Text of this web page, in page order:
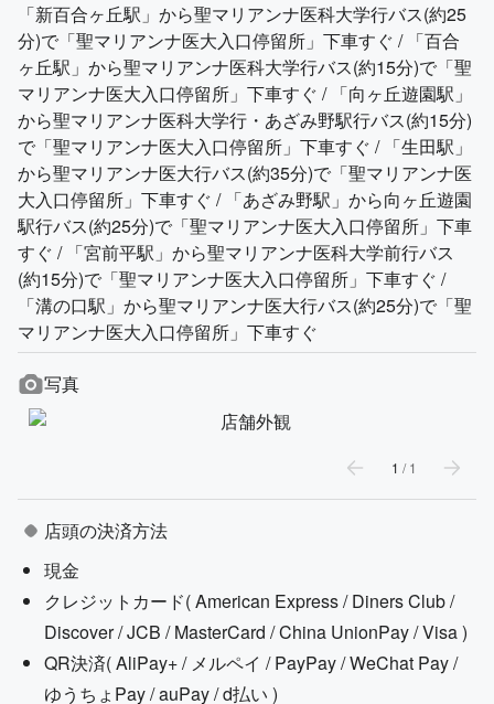
「新百合ヶ丘駅」から聖マリアンナ医科大学行バス(約25
分)で「聖マリアンナ医大入口停留所」下車すぐ / 「百合
ヶ丘駅」から聖マリアンナ医科大学行バス(約15分)で「聖
マリアンナ医大入口停留所」下車すぐ / 「向ヶ丘遊園駅」
から聖マリアンナ医科大学行・あざみ野駅行バス(約15分)
で「聖マリアンナ医大入口停留所」下車すぐ / 「生田駅」
から聖マリアンナ医大行バス(約35分)で「聖マリアンナ医
大入口停留所」下車すぐ / 「あざみ野駅」から向ヶ丘遊園
駅行バス(約25分)で「聖マリアンナ医大入口停留所」下車
すぐ / 「宮前平駅」から聖マリアンナ医科大学前行バス
(約15分)で「聖マリアンナ医大入口停留所」下車すぐ /
「溝の口駅」から聖マリアンナ医大行バス(約25分)で「聖
マリアンナ医大入口停留所」下車すぐ
写真
1 /1
店頭の決済方法
現金
クレジットカード(American Express / Diners Club /
Discover / JCB / MasterCard / China UnionPay / Visa)
QR決済(AliPay+ / メルペイ / PayPay / WeChat Pay /
ゆうちょPay / auPay / d払い )